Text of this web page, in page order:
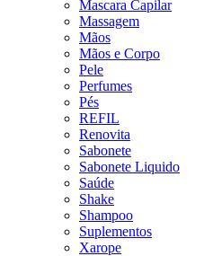
Mascara Capilar
Massagem
Mãos
Mãos e Corpo
Pele
Perfumes
Pés
REFIL
Renovita
Sabonete
Sabonete Liquido
Saúde
Shake
Shampoo
Suplementos
Xarope